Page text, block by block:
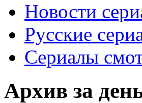
Новости
Русские
Сериалы
Архив за